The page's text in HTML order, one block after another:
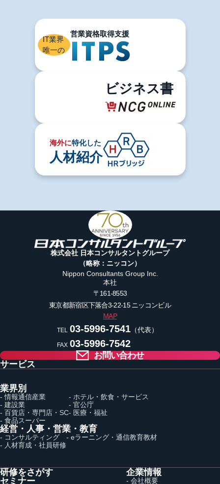
IT業界
唯一の
ビジネス書
海外に特化した
人材紹介
株式会社 日本コンサルタントグループ
（略称：ニッコン）
Nippon Consultants Group Inc.
本社
〒161-8553
東京都新宿区下落合3-22-15ニッコンビル
MAP
TEL 03-5996-7541（代表）
FAX 03-5996-7542
お問い合わせ
サービス
業界別
- 情報通信産業
- 建設業
- 百貨店・専門店・SC
- 食品スーパー
- ホテル・飲食・サービス
- 官公庁
- 医療・福祉
経営・人事・営業・教育
- コンサルティング
- 人材育成・社員研修
- eラーニング・通信教育教材
研修をさがす
セミナー
企業情報
- 会社概要